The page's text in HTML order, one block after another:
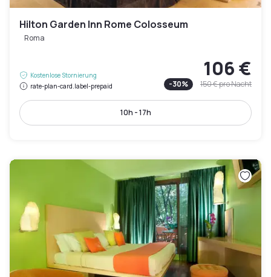
Hilton Garden Inn Rome Colosseum
Roma
Kostenlose Stornierung
rate-plan-card.label-prepaid
106 €
-30% 150 €pro Nacht
10h - 17h